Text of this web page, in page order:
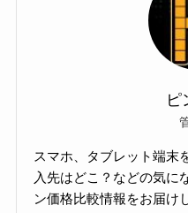
ピ
スマホ、タブレット端末
入先はどこ？などの気に
ン価格比較情報をお届け